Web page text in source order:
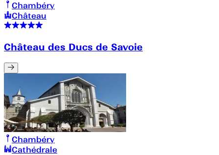
Chambéry
Château
Château des Ducs de Savoie
Chambéry
Cathédrale